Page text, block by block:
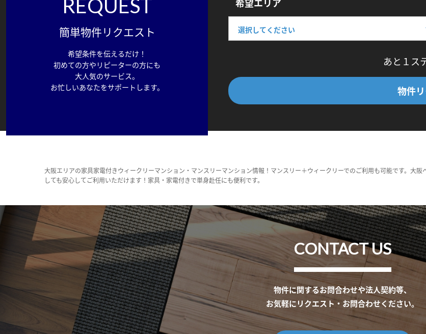
REQUEST
簡単物件リクエスト
希望条件を伝えるだけ！
初めての方やリピーターの方にも
大人気のサービス。
お忙しいあなたをサポートします。
あと１ス
物件
大阪エリアの家具家電付きウィークリーマンション・マンスリーマンション情報！マンスリー＋ウィークリーでのご利用も可能です。大
しても安心してご利用いただけます！家具・家電付きで単身赴任にも便利です。
CONTACT US
物件に関するお問合わせや法人契約等、
お気軽にリクエスト・お問合わせください。